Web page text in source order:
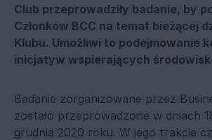
Club przeprowadziły badanie, by
Członków BCC na temat bieżącej
Klubu. Umożliwi to podejmowanie
inicjatyw wspierających
Badanie zorganizowane przez
zostało przeprowadzone w dniach
grudnia 2020 roku. W jego trakcie